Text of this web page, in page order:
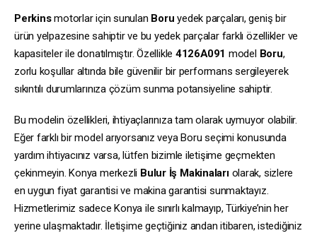
Perkinsmotorlar için sunulan Boru yedek parçaları, geniş bir
ürün yelpazesine sahiptir ve bu yedek parçalar farklı özellikler ve
kapasiteler ile donatılmıştır. Özellikle 4126A091 model Boru,
zorlu koşullar altında bile güvenilir bir performans sergileyerek
sıkıntılı durumlarınıza çözüm sunma potansiyeline sahiptir.
Bu modelin özellikleri, ihtiyaçlarınıza tam olarak uymuyor olabilir.
Eğer farklı bir model arıyorsanız veya Boru seçimi konusunda
yardım ihtiyacınız varsa, lütfen bizimle iletişime geçmekten
çekinmeyin. Konya merkezli Bulur İş Makinalarıolarak, sizlere
en uygun fiyat garantisi ve makina garantisi sunmaktayız.
Hizmetlerimiz sadece Konya ile sınırlı kalmayıp, Türkiye’nin her
yerine ulaşmaktadır. İletişime geçtiğiniz andan itibaren, istediğiniz